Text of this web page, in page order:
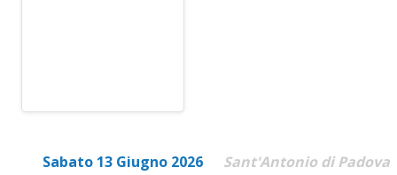
Sabato 13 Giugno 2026 Sant'Antonio di Padova